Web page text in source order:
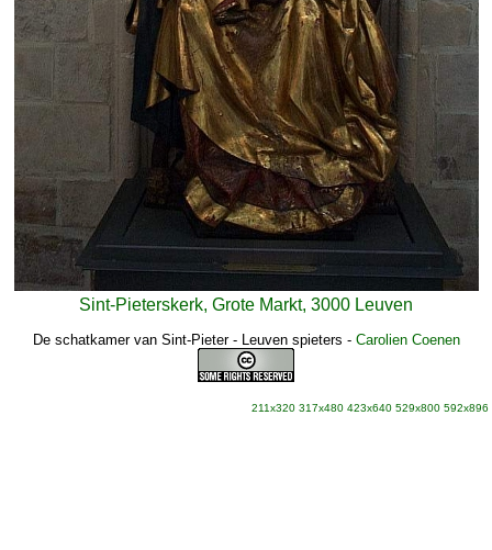
Sint-Pieterskerk, Grote Markt, 3000 Leuven
De schatkamer van Sint-Pieter - Leuven spieters - Carolien Coenen
211x320 317x480 423x640 529x800 592x896